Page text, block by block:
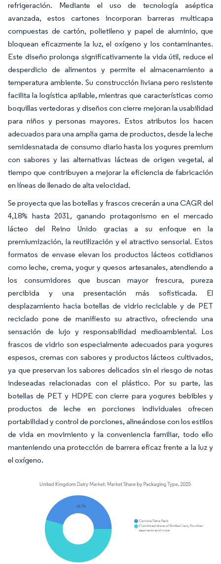
refrigeración. Mediante el uso de tecnología aséptica
avanzada, estos cartones incorporan barreras multicapa
compuestas de cartón, polietileno y papel de aluminio, que
bloquean eficazmente la luz, el oxígeno y los contaminantes.
Este diseño prolonga significativamente la vida útil, reduce el
desperdicio de alimentos y permite el almacenamiento a
temperatura ambiente. Su construcción liviana pero resistente
facilita la logística apilable, mientras que características como
boquillas vertedoras y diseños con cierre mejoran la usabilidad
para niños y personas mayores. Estos atributos los hacen
adecuados para una amplia gama de productos, desde la leche
semidesnatada de consumo diario hasta los yogures premium
con sabores y las alternativas lácteas de origen vegetal, al
tiempo que contribuyen a mejorar la eficiencia de fabricación
en líneas de llenado de alta velocidad.
Se proyecta que las botellas y frascos crecerán a una CAGR del
4,18% hasta 2031, ganando protagonismo en el mercado
lácteo del Reino Unido gracias a su enfoque en la
premiumización, la reutilización y el atractivo sensorial. Estos
formatos de envase elevan los productos lácteos cotidianos
como leche, crema, yogur y quesos artesanales, atendiendo a
los consumidores que buscan mayor frescura, pureza
percibida y una presentación más sofisticada. El
desplazamiento hacia botellas de vidrio reciclable y de PET
reciclado pone de manifiesto su atractivo, ofreciendo una
sensación de lujo y responsabilidad medioambiental. Los
frascos de vidrio son especialmente adecuados para yogures
espesos, cremas con sabores y productos lácteos cultivados,
ya que preservan los sabores delicados sin el riesgo de notas
indeseadas relacionadas con el plástico. Por su parte, las
botellas de PET y HDPE con cierre para yogures bebibles y
productos de leche en porciones individuales ofrecen
portabilidad y control de porciones, alineándose con los estilos
de vida en movimiento y la conveniencia familiar, todo ello
manteniendo una protección de barrera eficaz frente a la luz y
el oxígeno.